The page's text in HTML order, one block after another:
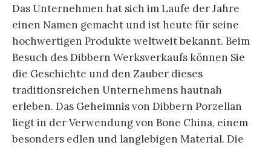
Das Unternehmen hat sich im Laufe der Jahre
einen Namen gemacht und ist heute für seine
hochwertigen Produkte weltweit bekannt. Beim
Besuch des Dibbern Werksverkaufs können Sie
die Geschichte und den Zauber dieses
traditionsreichen Unternehmens hautnah
erleben. Das Geheimnis von Dibbern Porzellan
liegt in der Verwendung von Bone China, einem
besonders edlen und langlebigen Material. Die